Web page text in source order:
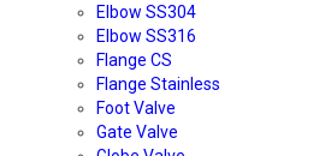
Elbow SS304
Elbow SS316
Flange CS
Flange Stainless
Foot Valve
Gate Valve